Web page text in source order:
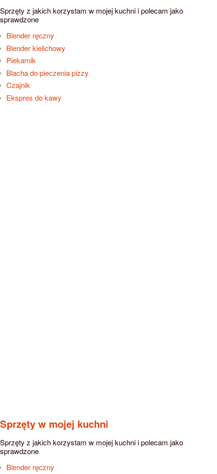
Sprzęty z jakich korzystam w mojej kuchni i polecam jako
sprawdzone
Blender ręczny
Blender kielichowy
Piekarnik
Blacha do pieczenia pizzy
Czajnik
Ekspres do kawy
Sprzęty w mojej kuchni
Sprzęty z jakich korzystam w mojej kuchni i polecam jako
sprawdzone
Blender ręczny